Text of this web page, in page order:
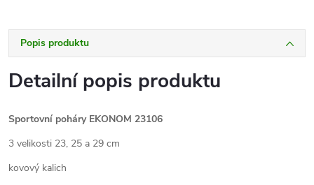
Popis produktu
Detailní popis produktu
Sportovní poháry EKONOM 23106
3 velikosti 23, 25 a 29 cm
kovový kalich